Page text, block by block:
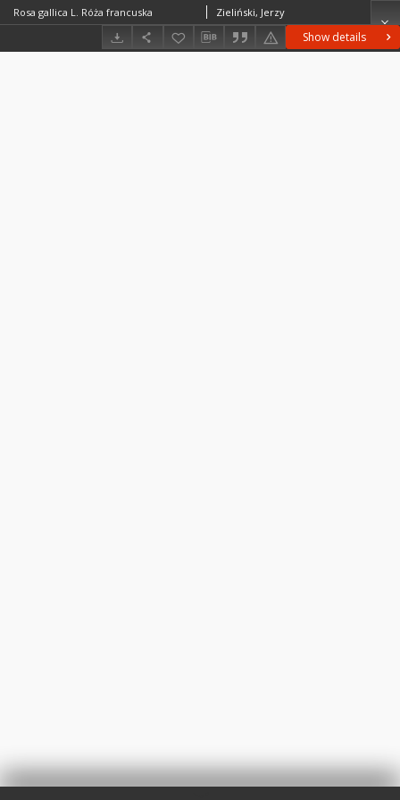
Show details
Rosa gallica L. Róża francuska Zieliński, Jerzy